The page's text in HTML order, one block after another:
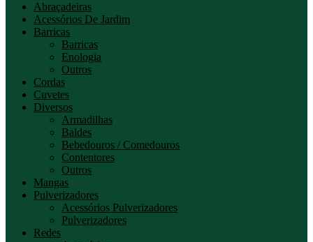
Abraçadeiras
Acessórios De Jardim
Barricas
Barricas
Enologia
Outros
Cordas
Cuvetes
Diversos
Armadilhas
Baldes
Bebedouros / Comedouros
Contentores
Outros
Mangas
Pulverizadores
Acessórios Pulverizadores
Pulverizadores
Redes